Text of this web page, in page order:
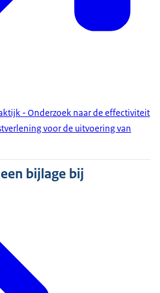
- Onderzoek naar de effectiviteit
voor de uitvoering van
bijlage bij